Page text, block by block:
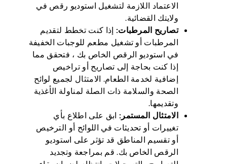
الاعتماد اللازمة لتشغيل استوديو رقص في
ولايتك القضائية.
تصاريح المرطبات: إذا كنت تخطط لتقديم
المرطبات أو تشغيل مطعم للوجبات الخفيفة
في استوديو الرقص الخاص بك ، فتحقق مما
إذا كنت بحاجة إلى تصاريح أو تراخيص
إضافية لخدمة الطعام. الامتثال لجميع لوائح
الصحة والسلامة ذات الصلة لمناولة الأغذية
وتقديمها.
الامتثال المستمر: ابق على اطلاع بأي
تغييرات أو تحديثات في اللوائح أو الترخيص
أو تقسيم المناطق قد تؤثر على استوديو
الرقص الخاص بك. قم بمراجعة وتجديد